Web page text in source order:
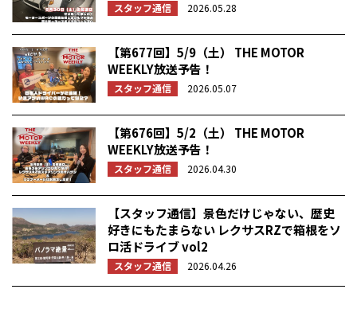
スタッフ通信 2026.05.28
【第677回】5/9（土） THE MOTOR
WEEKLY放送予告！
スタッフ通信 2026.05.07
【第676回】5/2（土） THE MOTOR
WEEKLY放送予告！
スタッフ通信 2026.04.30
【スタッフ通信】景色だけじゃない、歴史
好きにもたまらない レクサスRZで箱根をソ
ロ活ドライブ vol2
スタッフ通信 2026.04.26